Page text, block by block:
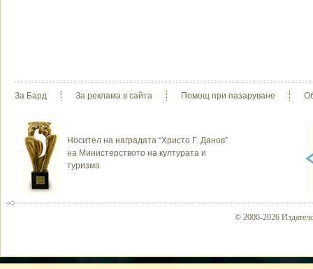
За Бард За реклама в сайта Помощ при пазаруване
Носител на наградата “Христо Г. Данов”
на Министерството на културата и
туризма
© 2000-2026